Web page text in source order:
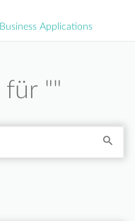
Applications
für ""